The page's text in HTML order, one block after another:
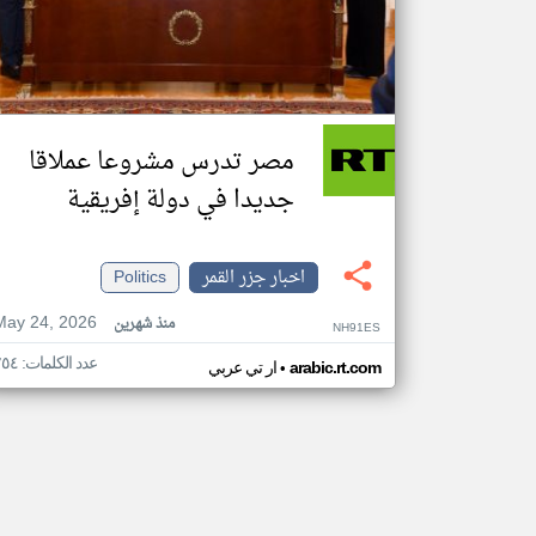
مصر تدرس مشروعا عملاقا
جديدا في دولة إفريقية
اخبار جزر القمر
Politics
24, 2026
منذ شهرين NH91ES
ار تي عربي• arabic.rt.com عدد الكلمات: ٢٥٤